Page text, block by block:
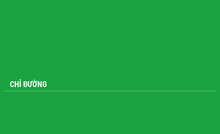
CHỈ ĐƯỜNG